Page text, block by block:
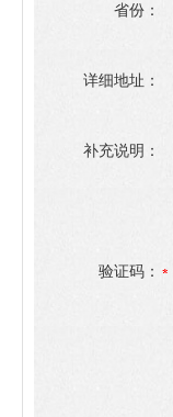
省份：
详细地址：
补充说明：
验证码：